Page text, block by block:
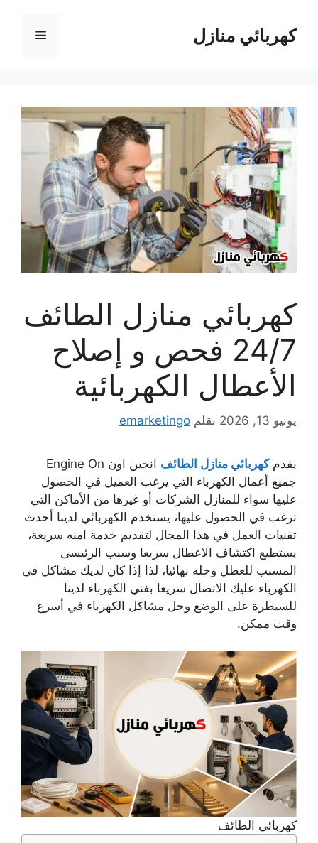
المحتوىكهربائي منازل القائمة
كهربائي منازل الطائف
24/7 فحص و إصلاح
الأعطال الكهربائية
يونيو 13, 2026 بقلم emarketingo
يقدمكهربائي منازل الطائف
انجين اون Engine On
جميع أعمال الكهرباء التي يرغب العميل في الحصول
عليها سواء للمنازل الشركات أو غيرها من الأماكن التي
ترغب في الحصول عليها، يستخدم الكهربائي لدينا أحدث
تقنيات العمل في هذا المجال لتقديم خدمة امنه سريعة،
يستطيع اكتشاف الاعطال سريعا وسبب الرئيسى
المسبب للعطل وحله نهائيا، لذا إذا كان لديك مشاكل في
الكهرباء عليك الاتصال سريعا بفني الكهرباء لدينا
للسيطرة على الوضع وحل مشاكل الكهرباء في أسرع
وقت ممكن.
كهربائي الطائف